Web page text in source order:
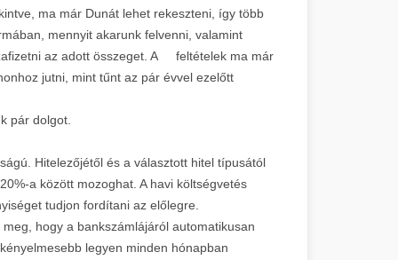
ma már Dunát lehet rekeszteni, így több
mennyit akarunk felvenni, valamint
az adott összeget. A feltételek ma már
jutni, mint tűnt az pár évvel ezelőtt
pár dolgot.
Hitelezőjétől és a választott hitel típusától
a között mozoghat. A havi költségvetés
tudjon fordítani az előlegre.
hogy a bankszámlájáról automatikusan
legyen minden hónapban